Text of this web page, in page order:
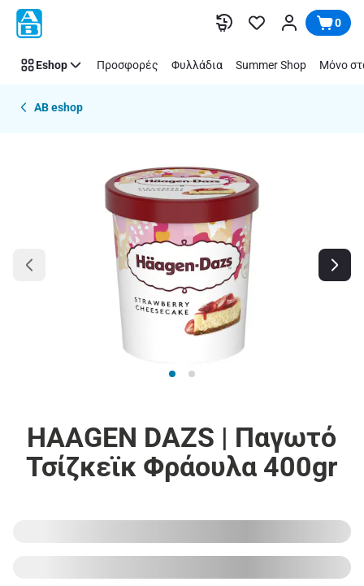
Παράλειψη 0
Eshop Προσφορές Φυλλάδια Summer Shop Μόνο
AB eshop
HAAGEN DAZS | Παγωτό
Τσίζκεϊκ Φράουλα 400gr